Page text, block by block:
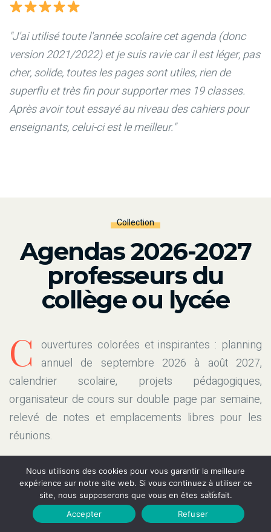
"J'ai utilisé toute l'année scolaire cet agenda (donc
version 2021/2022) et je suis ravie car il est léger, pas
cher, solide, toutes les pages sont utiles, rien de
superflu et très fin pour supporter mes 19 classes.
Après avoir tout essayé au niveau des cahiers pour
enseignants, celui-ci est le meilleur."
Collection
Agendas 2026-2027
professeurs du
collège ou lycée
C
ouvertures colorées et inspirantes : planning
annuel de septembre 2026 à août 2027,
calendrier scolaire, projets pédagogiques,
organisateur de cours sur double page par semaine,
relevé de notes et emplacements libres pour les
réunions.
Découvrir
Nous utilisons des cookies pour vous garantir la meilleure
expérience sur notre site web. Si vous continuez à utiliser ce
site, nous supposerons que vous en êtes satisfait.
Accepter
Refuser